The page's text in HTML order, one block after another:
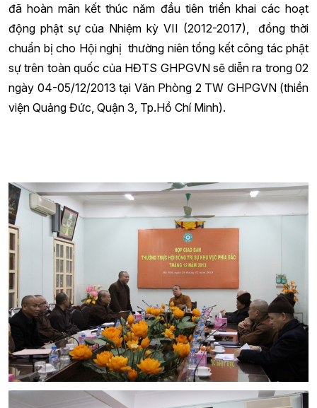
đã hoàn mãn kết thúc năm đầu tiên triển khai các hoạt
động phật sự của Nhiệm kỳ VII (2012-2017), đồng thời
chuẩn bị cho Hội nghị thường niên tổng kết công tác phật
sự trên toàn quốc của HĐTS GHPGVN sẽ diễn ra trong 02
ngày 04-05/12/2013 tại Văn Phòng 2 TW GHPGVN (thiền
viện Quảng Đức, Quận 3, Tp.Hồ Chí Minh).